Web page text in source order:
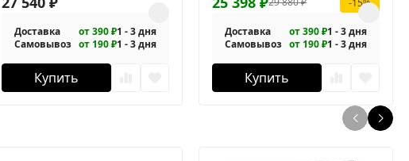
Доставка от 390 ₽1 - 3 дня
Самовывоз от 190 ₽1 - 3 дня
Купить
-15%
Доставка от 390 ₽1 - 3 дня
Самовывоз от 190 ₽1 - 3 дня
Купить